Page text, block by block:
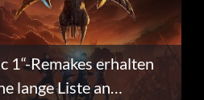
1“-Remakes erhalten
lange Liste an